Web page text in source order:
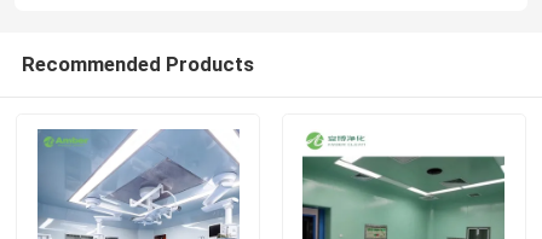
의료 천장 펜던트
LED 외과수술상의 광
외과 수술 극장
Recommended Products